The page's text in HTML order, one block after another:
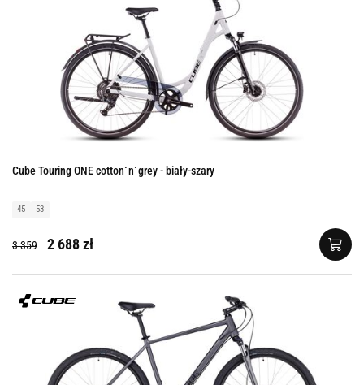
Cube Touring ONE cotton´n´grey - biały-szary
45 53
3 359 2 688 zł